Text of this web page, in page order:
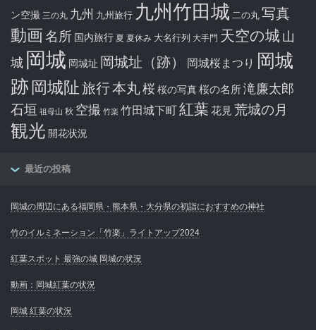
ン空撮 三の丸 九州 九州旅行 九州竹田城 二の丸 写真
動画名所 国内旅行 夏 夏休み 大名行列 大手門 天空の城 山
城 岡城 岡城址 岡城址（跡） 岡城桜まつり
岡城
跡 岡城阯旅行本丸桜桜の写真桜の名所滝廉太郎
石垣 祖母山 秋 空撮 竹楽 竹田城下町紅葉 花見 荒城の月
観光 開花状況
最近の投稿
岡城の周辺にある福岡県・熊本県・大分県の初詣におすすめの神社
竹のイルミネーション「竹楽」ライトアップ2024
紅葉スポット 最強の城 岡城の状況
動画：岡城紅葉の状況
岡城 紅葉の状況